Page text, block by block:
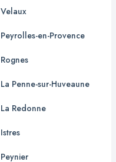
Velaux
Peyrolles-en-Provence
Rognes
La Penne-sur-Huveaune
La Redonne
Istres
Peynier